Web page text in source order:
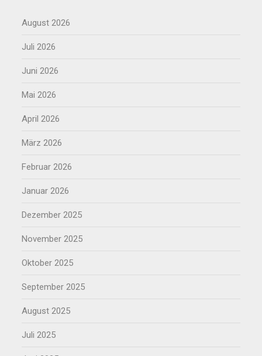
August 2026
Juli 2026
Juni 2026
Mai 2026
April 2026
März 2026
Februar 2026
Januar 2026
Dezember 2025
November 2025
Oktober 2025
September 2025
August 2025
Juli 2025